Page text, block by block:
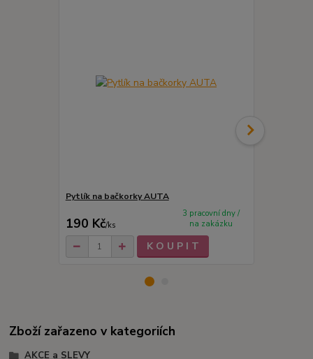
Pytlík na bačkorky AUTA
190 Kč/ks
3 pracovní dny /
na zakázku
K O U P I T
Zboží zařazeno v kategoriích
AKCE a SLEVY